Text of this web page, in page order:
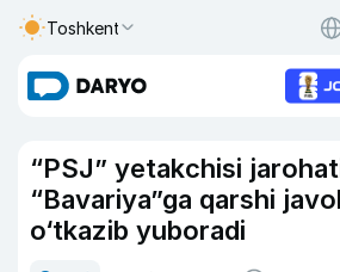
Toshkent
“PSJ” yetakchisi
“Bavariya”ga qarshi
o‘tkazib yuboradi